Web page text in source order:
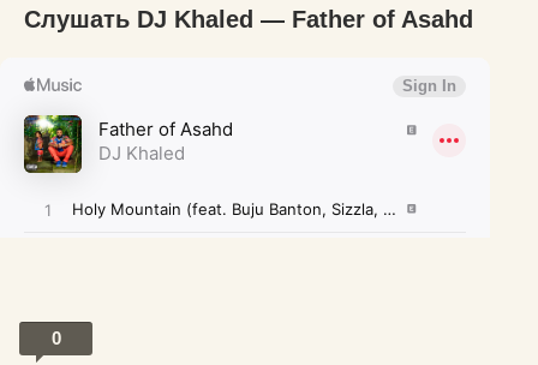
Слушать DJ Khaled — Father of Asahd
0